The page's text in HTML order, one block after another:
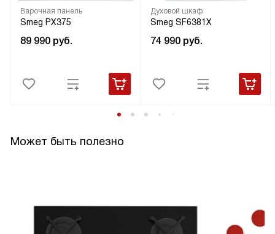
Варочная панель
Smeg PX375
89 990 руб.
Духовой шкаф
Smeg SF6381X
74 990 руб.
Может быть полезно